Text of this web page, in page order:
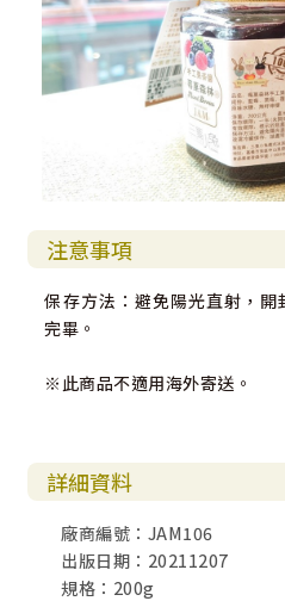
注意事項
保存方法：避免陽光直射，
完畢。
※此商品不適用海外寄送。
詳細資料
廠商編號：JAM106
出版日期：20211207
規格：200g